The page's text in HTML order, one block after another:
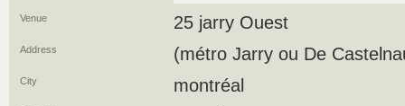
Venue 25 jarry Ouest
Address (métro Jarry ou De
City montréal